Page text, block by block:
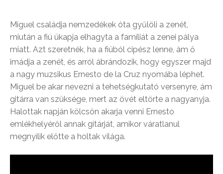
Miguel családja nemzedékek óta gyűlöli a zenét,
miután a fiú ükapja elhagyta a famíliát a zenei pálya
miatt. Azt szeretnék, ha a fiúból cipész lenne, ám ő
imádja a zenét, és arról ábrándozik, hogy egyszer majd
a nagy muzsikus Ernesto de la Cruz nyomába léphet.
Miguel be akar nevezni a tehetségkutató versenyre, ám
gitárra van szüksége, mert az övét eltörte a nagyanyja.
Halottak napján kölcsön akarja venni Ernesto
emlékhelyéről annak gitárját, amikor váratlanul
megnyílik előtte a holtak világa.